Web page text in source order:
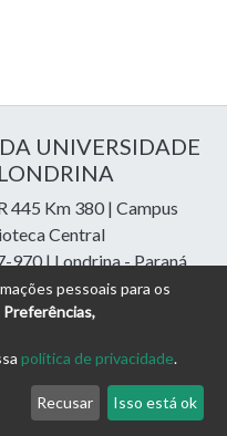
UNIVERSIDADE
445 Km 380 | Campus
Central
970 | Londrina - Paraná
| fone: 43 3371-4409
© 2023-2026
e Consultoria
Termos
de Uso
Enviar uma
Sugestão
pessoais para os
política de privacidade.
Recusar Isso está ok